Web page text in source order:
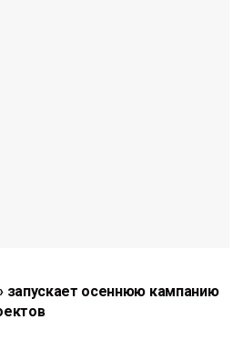
запускает осеннюю кампанию